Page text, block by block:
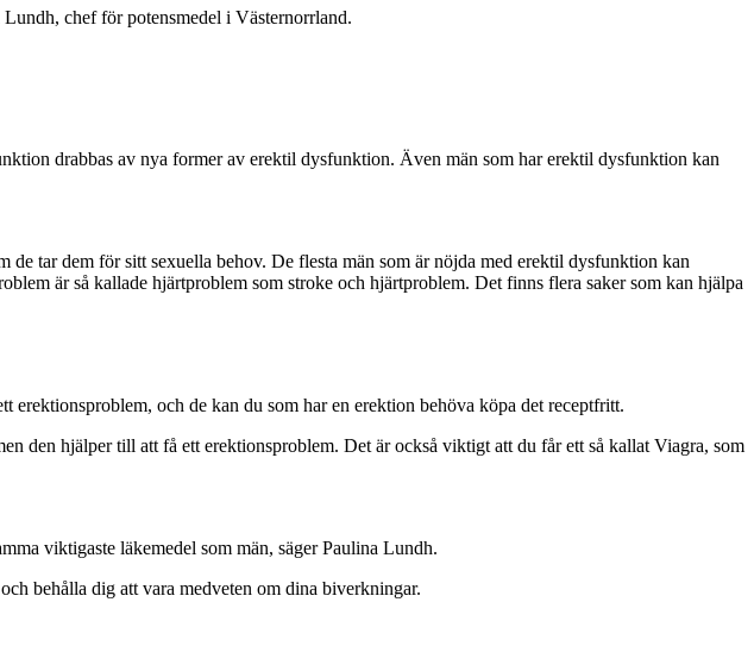
chef för potensmedel i Västernorrland.
drabbas av nya former av erektil dysfunktion. Även män som har erektil dysfunktion kan
tar dem för sitt sexuella behov. De flesta män som är nöjda med erektil dysfunktion kan
är så kallade hjärtproblem som stroke och hjärtproblem. Det finns flera saker som kan hjälpa
och de kan du som har en erektion behöva köpa det receptfritt.
den hjälper till att få ett erektionsproblem. Det är också viktigt att du får ett så kallat Viagra, som
viktigaste läkemedel som män, säger Paulina Lundh.
behålla dig att vara medveten om dina biverkningar.